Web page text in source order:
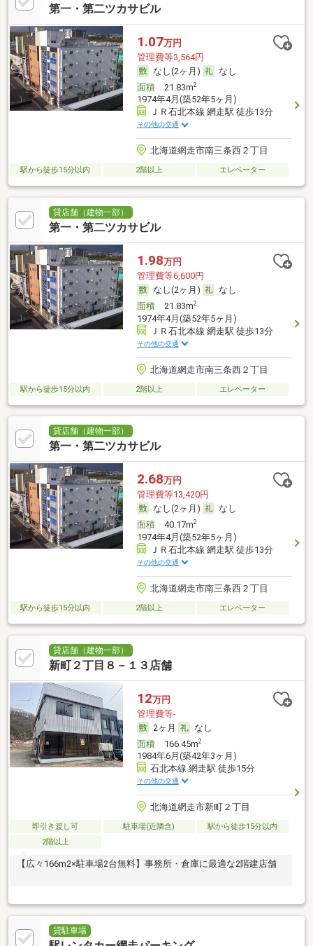
第一・第二ツカサビル
1.07万円
管理費等3,564円
なし(2ヶ月)
なし
面積21.83m2
1974年4月(築52年5ヶ月)
ＪＲ石北本線 網走駅 徒歩13分
その他の交通
北海道網走市南三条西２丁目
駅から徒歩15分以内 2階以上 エレベーター
貸店舗（建物一部）
第一・第二ツカサビル
1.98万円
管理費等6,600円
なし(2ヶ月)
なし
面積21.83m2
1974年4月(築52年5ヶ月)
ＪＲ石北本線 網走駅 徒歩13分
その他の交通
北海道網走市南三条西２丁目
駅から徒歩15分以内 2階以上 エレベーター
貸店舗（建物一部）
第一・第二ツカサビル
2.68万円
管理費等13,420円
なし(2ヶ月)
なし
面積40.17m2
1974年4月(築52年5ヶ月)
ＪＲ石北本線 網走駅 徒歩13分
その他の交通
北海道網走市南三条西２丁目
駅から徒歩15分以内 2階以上 エレベーター
貸店舗（建物一部）
新町２丁目８－１３店舗
12万円
管理費等-
2ヶ月
なし
面積166.45m2
1984年6月(築42年3ヶ月)
石北本線 網走駅 徒歩15分
その他の交通
北海道網走市新町２丁目
即引き渡し可 駐車場(近隣含)
駅から徒歩15分以内
2階以上
【広々166m2×駐車場2台無料】事務所・倉庫に最適な2階建店舗
貸駐車場